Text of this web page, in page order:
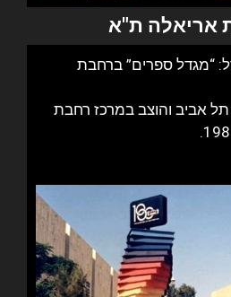
אריאלה ת"א
“מגדל ספרים” ברחבת
תל אביב והוצב במרכז רחבת